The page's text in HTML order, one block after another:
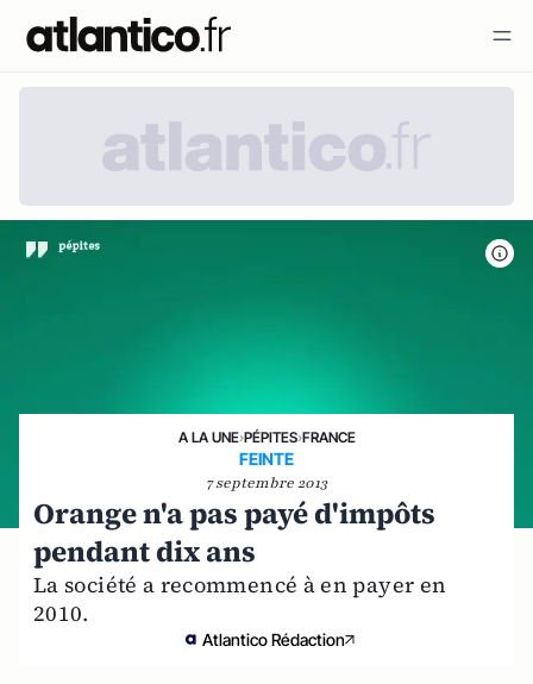
A LA UNE›PÉPITES›FRANCE
FEINTE
7 septembre 2013
Orange n'a pas payé d'impôts
pendant dix ans
La société a recommencé à en payer en
2010.
Atlantico Rédaction